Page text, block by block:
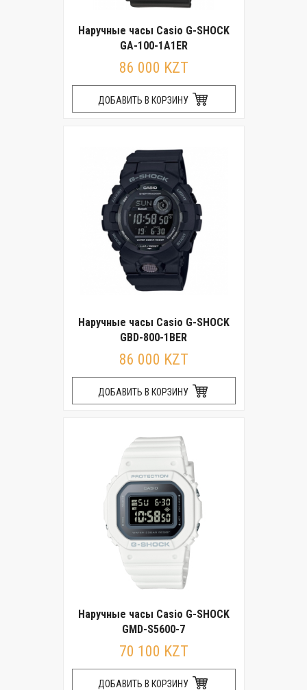
Наручные часы Casio G-SHOCK
GA-100-1A1ER
86 000 KZT
ДОБАВИТЬ В КОРЗИНУ
Наручные часы Casio G-SHOCK
GBD-800-1BER
86 000 KZT
ДОБАВИТЬ В КОРЗИНУ
Наручные часы Casio G-SHOCK
GMD-S5600-7
70 100 KZT
ДОБАВИТЬ В КОРЗИНУ